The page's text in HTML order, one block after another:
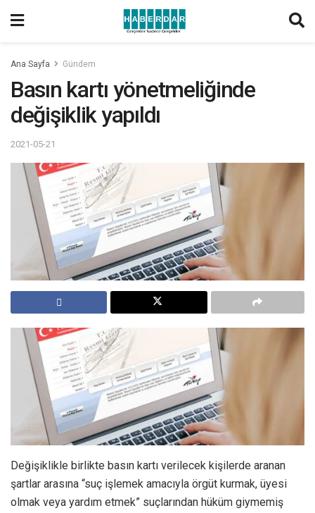
Ana Sayfa Gündem
Basın kartı yönetmeliğinde
değişiklik yapıldı
2021-05-21
Değişiklikle birlikte basın kartı verilecek kişilerde aranan
şartlar arasına “suç işlemek amacıyla örgüt kurmak, üyesi
olmak veya yardım etmek” suçlarından hüküm giymemiş